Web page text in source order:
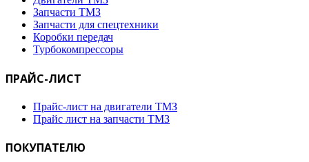
Запчасти ТМЗ
Запчасти для спецтехники
Коробки передач
Турбокомпрессоры
ПРАЙС-ЛИСТ
Прайс-лист на двигатели ТМЗ
Прайс лист на запчасти ТМЗ
ПОКУПАТЕЛЮ